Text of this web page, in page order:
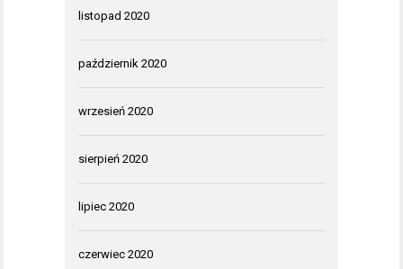
listopad 2020
październik 2020
wrzesień 2020
sierpień 2020
lipiec 2020
czerwiec 2020